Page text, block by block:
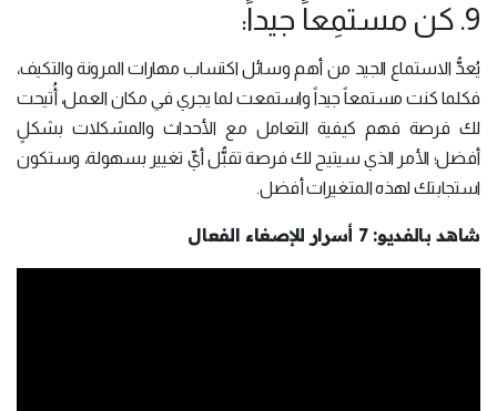
9. كن مستمِعاً جيداً:
يُعدُّ الاستماع الجيد من أهم وسائل اكتساب مهارات المرونة والتكيف،
فكلما كنت مستمعاً جيداً واستمعت لما يجري في مكان العمل، أُتيحت
لك فرصة فهم كيفية التعامل مع الأحداث والمشكلات بشكلٍ
أفضل؛ الأمر الذي سيتيح لك فرصة تقبُّل أيِّ تغيير بسهولة، وستكون
استجابتك لهذه المتغيرات أفضل.
شاهد بالفديو: 7 أسرار للإصغاء الفعال